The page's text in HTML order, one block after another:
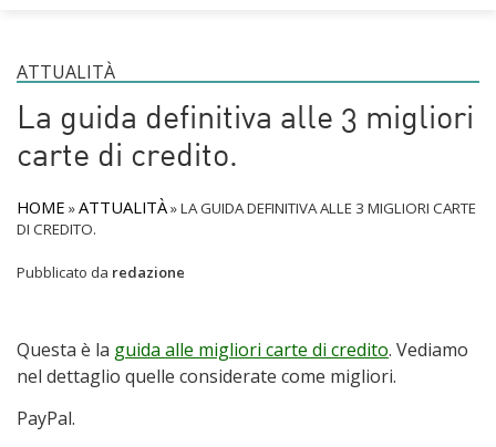
ATTUALITÀ
La guida definitiva alle 3 migliori
carte di credito.
HOME »ATTUALITÀ»LA GUIDA DEFINITIVA ALLE 3 MIGLIORI CARTE
DI CREDITO.
Pubblicato da redazione
Questa è la guida alle migliori carte di credito. Vediamo
nel dettaglio quelle considerate come migliori.
PayPal.